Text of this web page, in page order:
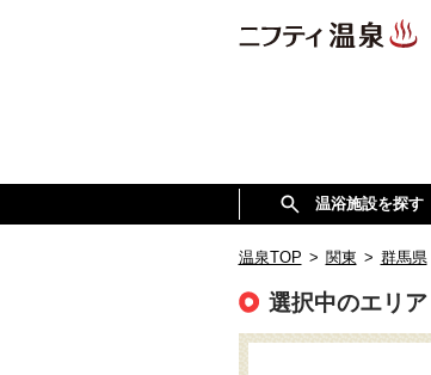
温浴施設を探す
温泉TOP > 関東 > 群馬県
選択中のエリア